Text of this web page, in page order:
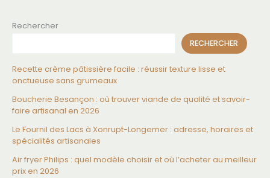
Rechercher
RECHERCHER
Recette crème pâtissière facile : réussir texture lisse et
onctueuse sans grumeaux
Boucherie Besançon : où trouver viande de qualité et savoir-
faire artisanal en 2026
Le Fournil des Lacs à Xonrupt-Longemer : adresse, horaires et
spécialités artisanales
Air fryer Philips : quel modèle choisir et où l’acheter au meilleur
prix en 2026